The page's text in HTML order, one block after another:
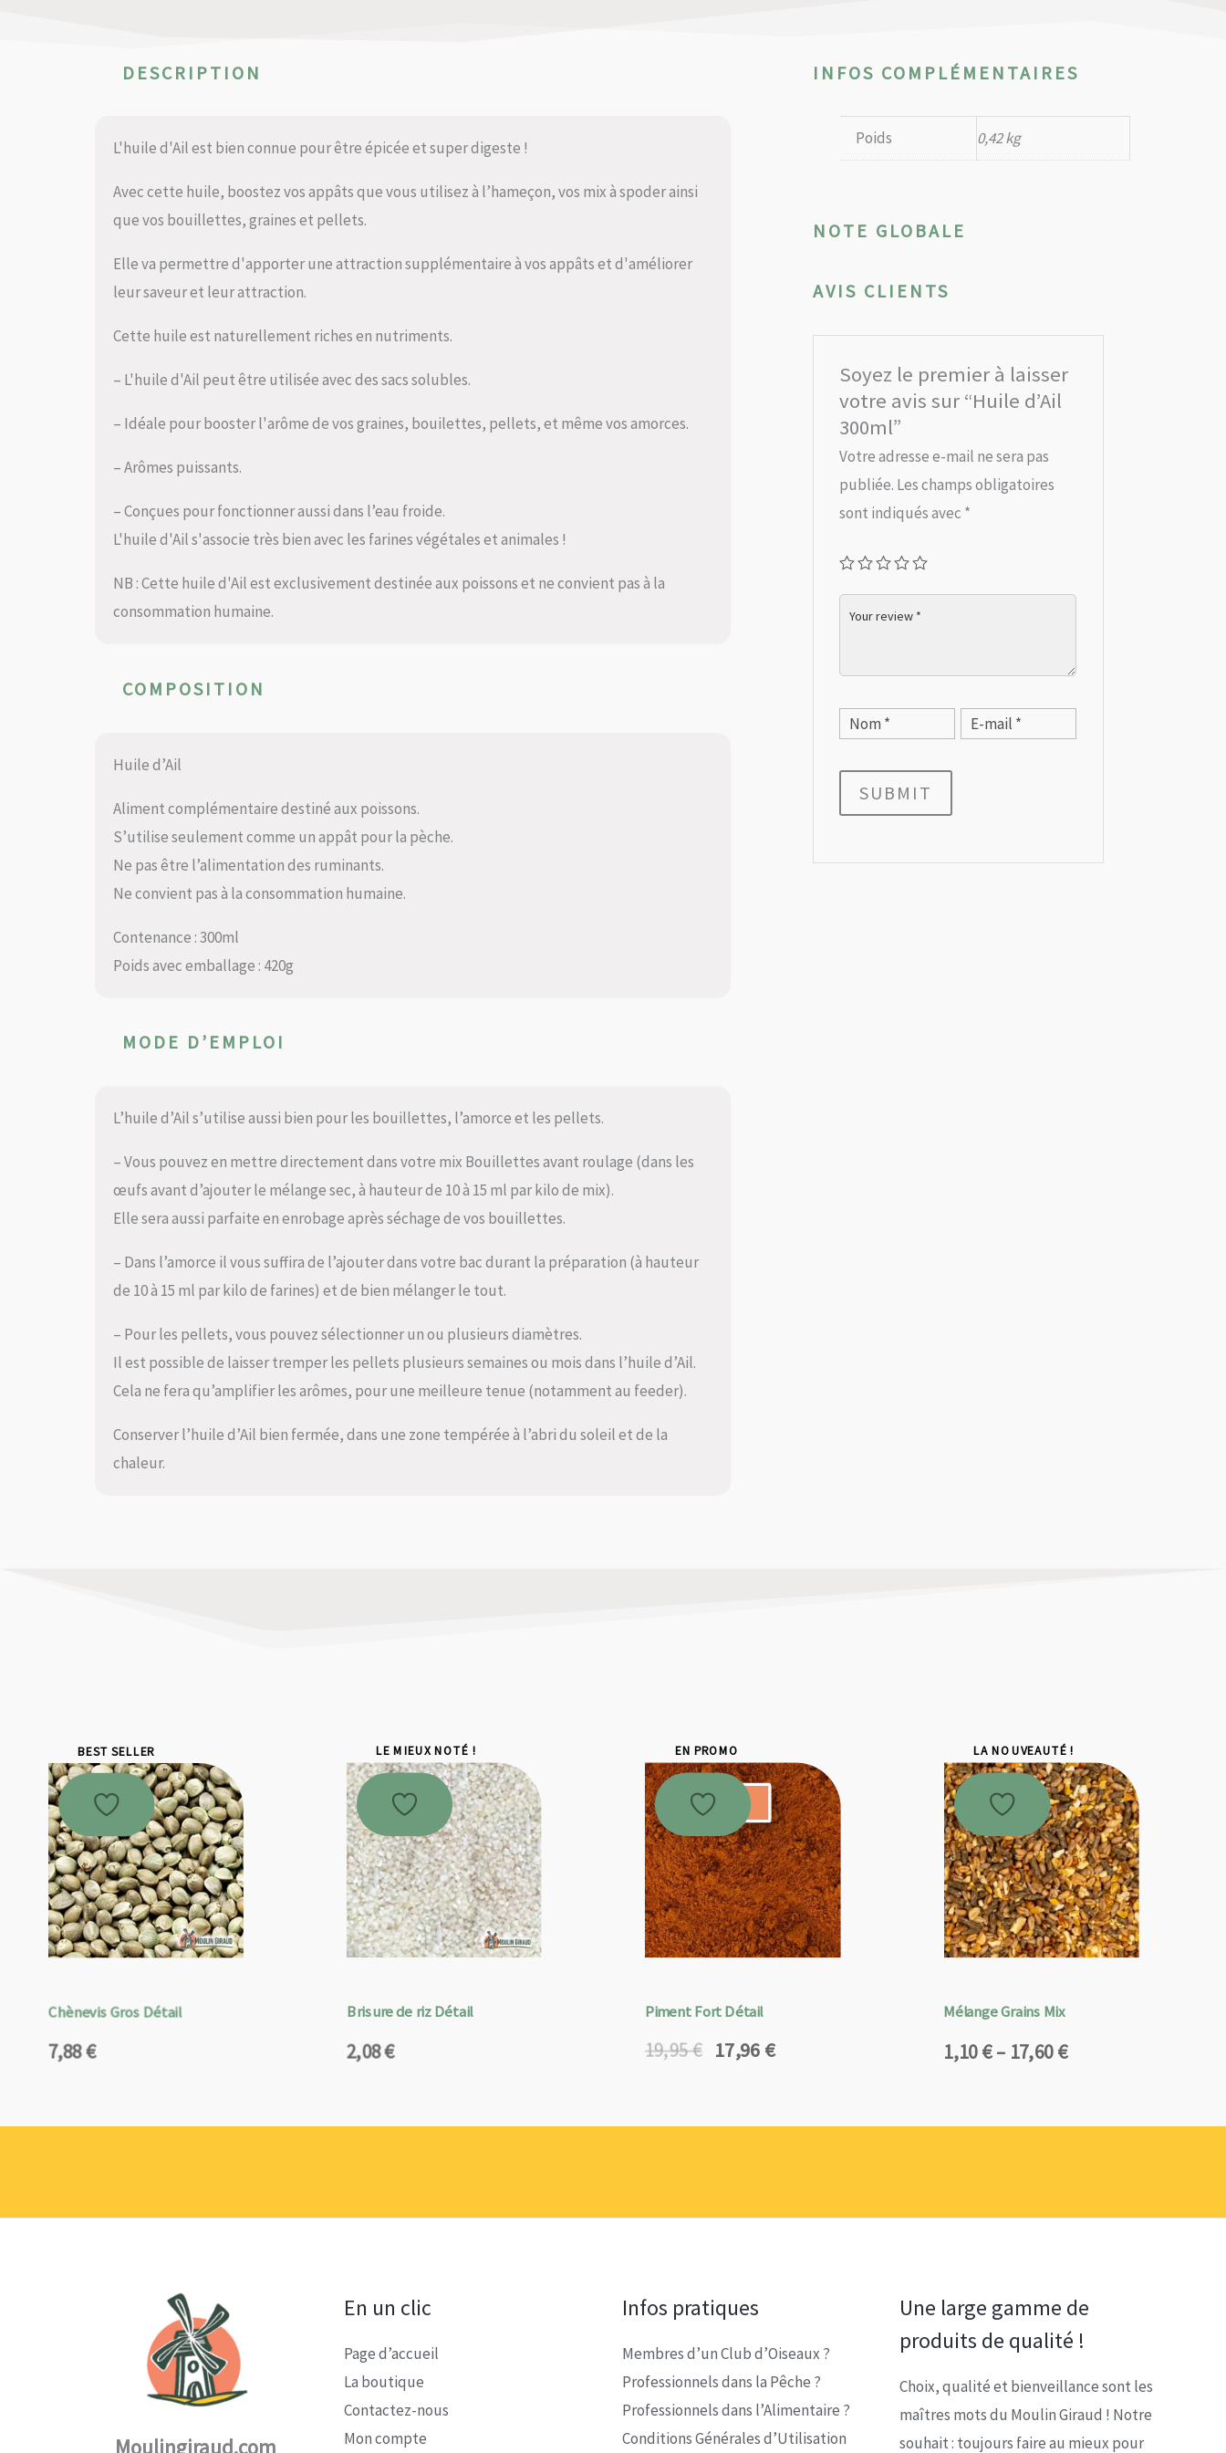
DESCRIPTION
L'huile d'Ail est bien connue pour être épicée et super digeste !
Avec cette huile, boostez vos appâts que vous utilisez à l’hameçon, vos mix à spoder ainsi
que vos bouillettes, graines et pellets.
Elle va permettre d'apporter une attraction supplémentaire à vos appâts et d'améliorer
leur saveur et leur attraction.
Cette huile est naturellement riches en nutriments.
– L'huile d'Ail peut être utilisée avec des sacs solubles.
– Idéale pour booster l'arôme de vos graines, bouilettes, pellets, et même vos amorces.
– Arômes puissants.
– Conçues pour fonctionner aussi dans l’eau froide.
L'huile d'Ail s'associe très bien avec les farines végétales et animales !
NB : Cette huile d'Ail est exclusivement destinée aux poissons et ne convient pas à la
consommation humaine.
COMPOSITION
Huile d’Ail
Aliment complémentaire destiné aux poissons.
S’utilise seulement comme un appât pour la pèche.
Ne pas être l’alimentation des ruminants.
Ne convient pas à la consommation humaine.
Contenance : 300ml
Poids avec emballage : 420g
MODE D’EMPLOI
L’huile d’Ail s’utilise aussi bien pour les bouillettes, l’amorce et les pellets.
– Vous pouvez en mettre directement dans votre mix Bouillettes avant roulage (dans les
œufs avant d’ajouter le mélange sec, à hauteur de 10 à 15 ml par kilo de mix).
Elle sera aussi parfaite en enrobage après séchage de vos bouillettes.
– Dans l’amorce il vous suffira de l’ajouter dans votre bac durant la préparation (à hauteur
de 10 à 15 ml par kilo de farines) et de bien mélanger le tout.
– Pour les pellets, vous pouvez sélectionner un ou plusieurs diamètres.
Il est possible de laisser tremper les pellets plusieurs semaines ou mois dans l’huile d’Ail.
Cela ne fera qu’amplifier les arômes, pour une meilleure tenue (notamment au feeder).
Conserver l’huile d’Ail bien fermée, dans une zone tempérée à l’abri du soleil et de la
chaleur.
INFOS COMPLÉMENTAIRES
Poids 0,42 kg
NOTE GLOBALE
AVIS CLIENTS
Soyez le premier à laisser
votre avis sur “Huile d’Ail
300ml”
Votre adresse e-mail ne sera pas
publiée. Les champs obligatoires
sont indiqués avec *
SUBMIT
BEST SELLER
Chènevis Gros Détail
7,88€
LE MIEUX NOTÉ !
Brisure de riz Détail
2,08€
EN PROMO
Promo !
Piment Fort Détail
19,95€
Le
était :
17,96 €
Le
est :
LA NOUVEAUTÉ !
Mélange Grains Mix
1,10€– 17,60€
Plage
1,10 €
Moulingiraud.com
En un clic
Page d’accueil
La boutique
Contactez-nous
Mon compte
Infos pratiques
Membres d’un Club d’Oiseaux ?
Professionnels dans la Pêche ?
Professionnels dans l’Alimentaire ?
Conditions Générales d’Utilisation
Une large gamme de
produits de qualité !
Choix, qualité et bienveillance sont les
maîtres mots du Moulin Giraud ! Notre
souhait : toujours faire au mieux pour